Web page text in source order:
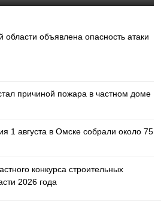
области объявлена опасность атаки
причиной пожара в частном доме
1 августа в Омске собрали около 75
конкурса строительных
2026 года